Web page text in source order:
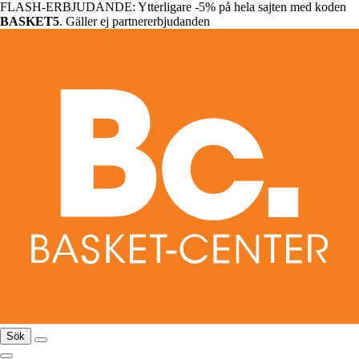
FLASH-ERBJUDANDE: Ytterligare -5% på hela sajten med koden
BASKET5. Gäller ej partnererbjudanden
Sök